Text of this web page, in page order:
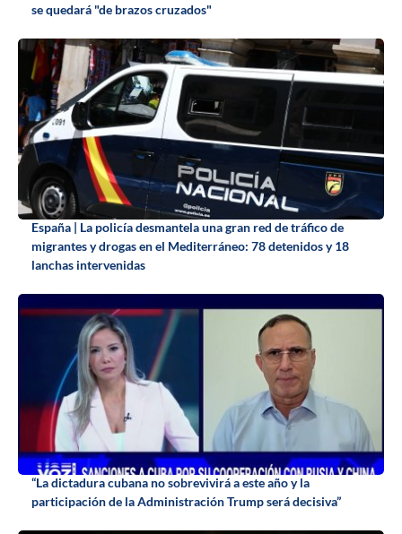
se quedará "de brazos cruzados"
España | La policía desmantela una gran red de tráfico de
migrantes y drogas en el Mediterráneo: 78 detenidos y 18
lanchas intervenidas
“La dictadura cubana no sobrevivirá a este año y la
participación de la Administración Trump será decisiva”